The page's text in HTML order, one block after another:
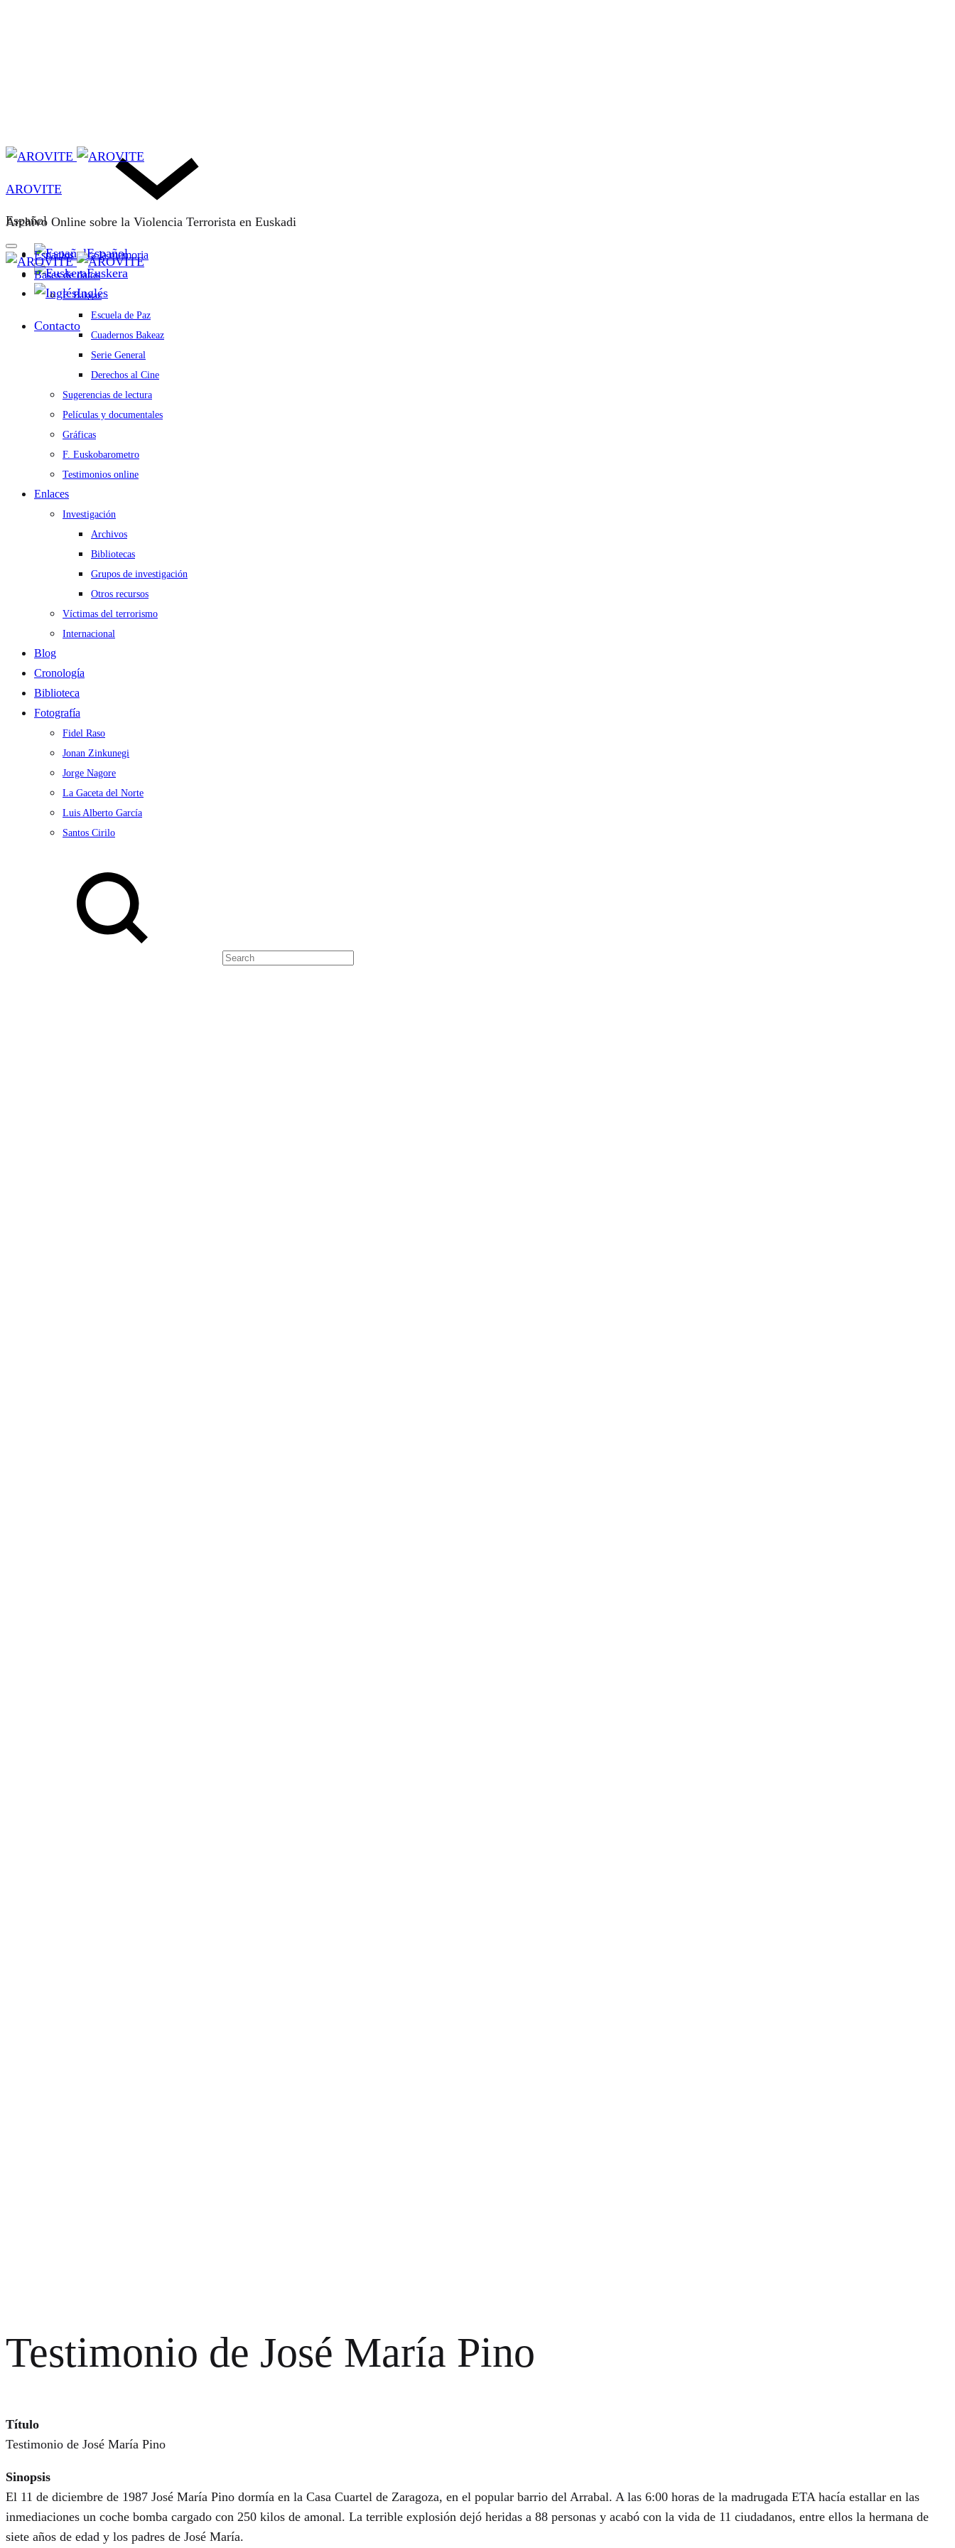
Español
Español
Euskera
Inglés
Contacto
AROVITE
Archivo Online sobre la Violencia Terrorista en Euskadi
Espacios para la memoria
Bases de datos
F. Bakeaz
Escuela de Paz
Cuadernos Bakeaz
Serie General
Derechos al Cine
Sugerencias de lectura
Películas y documentales
Gráficas
F. Euskobarometro
Testimonios online
Enlaces
Investigación
Archivos
Bibliotecas
Grupos de investigación
Otros recursos
Víctimas del terrorismo
Internacional
Blog
Cronología
Biblioteca
Fotografía
Fidel Raso
Jonan Zinkunegi
Jorge Nagore
La Gaceta del Norte
Luis Alberto García
Santos Cirilo
Testimonio de José María Pino
Título
Testimonio de José María Pino
Sinopsis
El 11 de diciembre de 1987 José María Pino dormía en la Casa Cuartel de Zaragoza, en el popular barrio del Arrabal. A las 6:00 horas de la madrugada ETA hacía estallar en las
inmediaciones un coche bomba cargado con 250 kilos de amonal. La terrible explosión dejó heridas a 88 personas y acabó con la vida de 11 ciudadanos, entre ellos la hermana de
siete años de edad y los padres de José María.